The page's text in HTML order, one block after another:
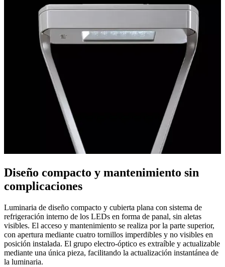
Diseño compacto y mantenimiento sin
complicaciones
Luminaria de diseño compacto y cubierta plana con sistema de
refrigeración interno de los LEDs en forma de panal, sin aletas
visibles. El acceso y mantenimiento se realiza por la parte superior,
con apertura mediante cuatro tornillos imperdibles y no visibles en
posición instalada. El grupo electro-óptico es extraíble y actualizable
mediante una única pieza, facilitando la actualización instantánea de
la luminaria.